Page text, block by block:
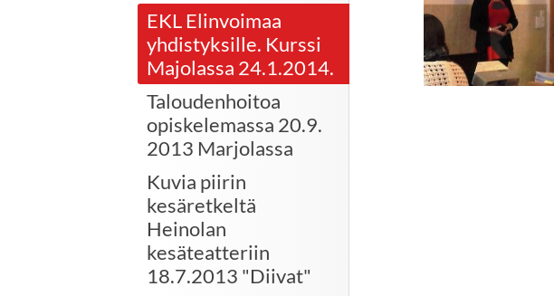
EKL Elinvoimaa
yhdistyksille. Kurssi
Majolassa 24.1.2014.
Taloudenhoitoa
opiskelemassa 20.9.
2013 Marjolassa
Kuvia piirin
kesäretkeltä
Heinolan
kesäteatteriin
18.7.2013 "Diivat"